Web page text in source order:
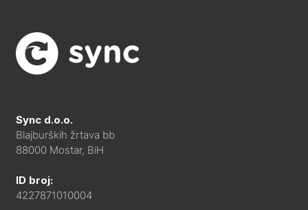
Sync d.o.o.
Blajburških žrtava bb
88000 Mostar, BiH
ID broj:
4227871010004